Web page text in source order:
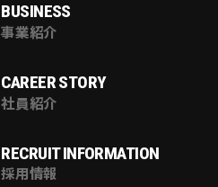
BUSINESS
事業紹介
CAREER STORY
社員紹介
RECRUIT INFORMATION
採用情報